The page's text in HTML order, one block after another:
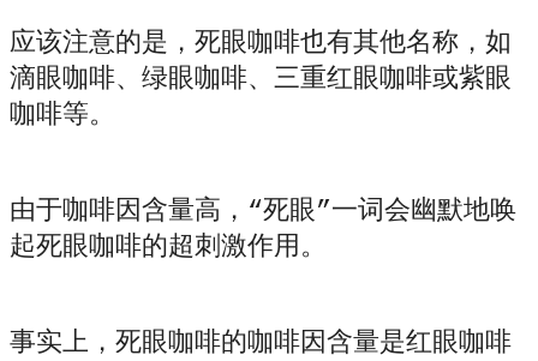
应该注意的是，死眼咖啡也有其他名称，如
滴眼咖啡、绿眼咖啡、三重红眼咖啡或紫眼
咖啡等。
由于咖啡因含量高，“死眼”一词会幽默地唤
起死眼咖啡的超刺激作用。
事实上，死眼咖啡的咖啡因含量是红眼咖啡